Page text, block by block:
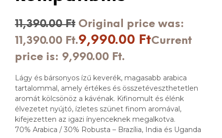
11,390.00Ft Original price was:
11,390.00 Ft.9,990.00 FtCurrent
price is: 9,990.00 Ft.
Lágy és bársonyos ízű keverék, magasabb arabica
tartalommal, amely értékes és összetéveszthetetlen
aromát kölcsönöz a kávénak. Kifinomult és élénk
élvezetet nyújtó, ízletes szünet finom aromával,
kifejezetten az igazi ínyenceknek megalkotva.
70% Arabica / 30% Robusta – Brazília, India és Uganda